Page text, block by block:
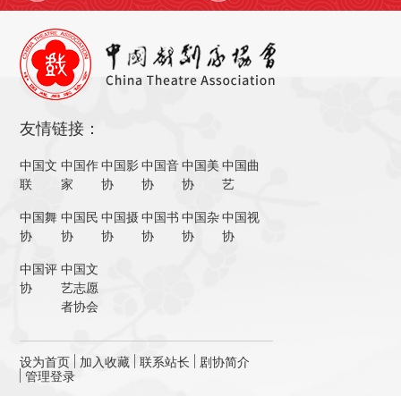
友情链接：
中国文
联
中国作
家
中国影
协
中国音
协
中国美
协
中国曲
艺
中国舞
协
中国民
协
中国摄
协
中国书
协
中国杂
协
中国视
协
中国评
协
中国文
艺志愿
者协会
设为首页 加入收藏 联系站长
剧协简介
管理登录